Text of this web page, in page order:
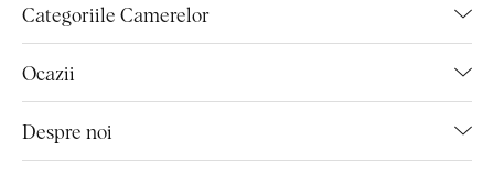
Categoriile Camerelor
Ocazii
Despre noi